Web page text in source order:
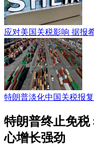
应对美国关税影响 据报
特朗普淡化中国关税报
特朗普终止免
心增长强劲